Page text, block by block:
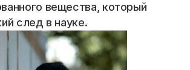
вещества, который
след в науке.